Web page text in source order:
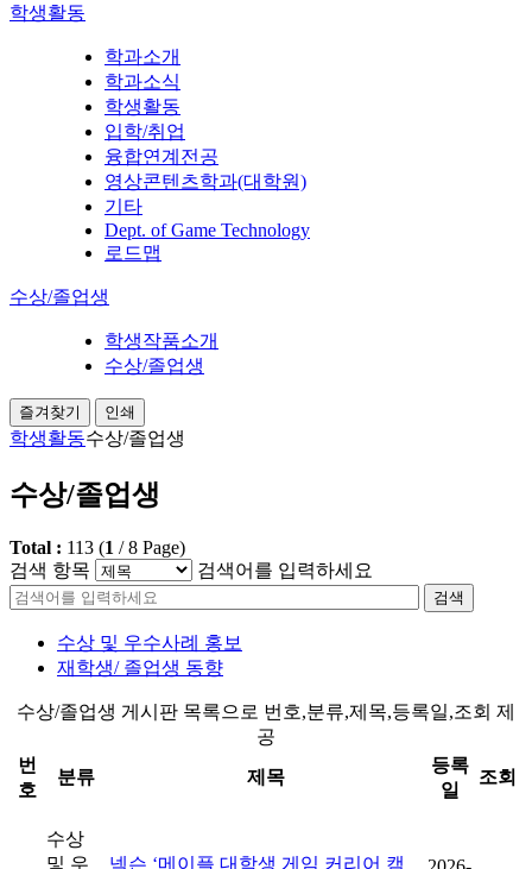
학생활동
학과소개
학과소식
학생활동
입학/취업
융합연계전공
영상콘텐츠학과(대학원)
기타
Dept. of Game Technology
로드맵
수상/졸업생
학생작품소개
수상/졸업생
즐겨찾기 인쇄
학생활동수상/졸업생
수상/졸업생
Total : 113 (1 /8 Page)
검색 항목
검색어를 입력하세요
검색
수상 및 우수사례 홍보
재학생/ 졸업생 동향
수상/졸업생 게시판 목록으로 번호,분류,제목,등록일,조회 제
공
번
호
분류 제목
등록
일
조회
수상
및 우
넥슨 ‘메이플 대학생 게임 커리어 캠